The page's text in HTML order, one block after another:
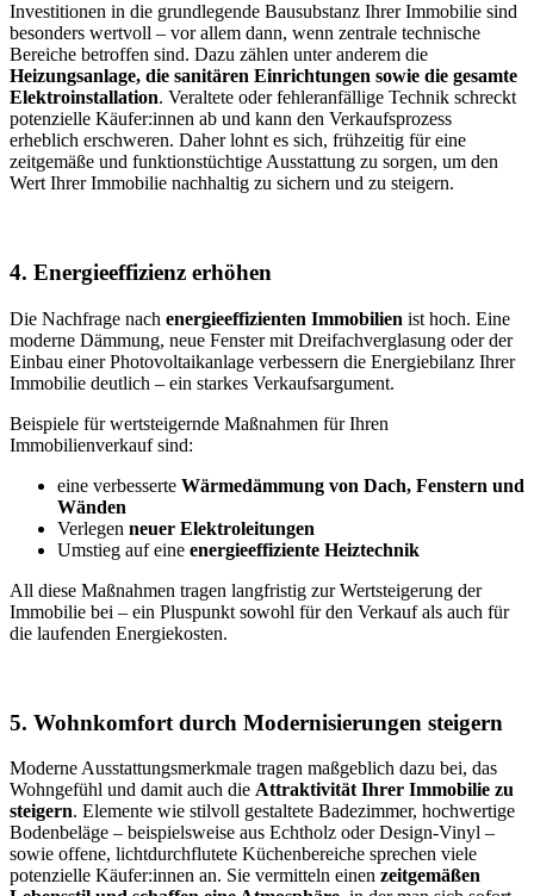
Investitionen in die grundlegende Bausubstanz Ihrer Immobilie sind
besonders wertvoll – vor allem dann, wenn zentrale technische
Bereiche betroffen sind. Dazu zählen unter anderem die
Heizungsanlage, die sanitären Einrichtungen sowie die gesamte
Elektroinstallation. Veraltete oder fehleranfällige Technik schreckt
potenzielle Käufer:innen ab und kann den Verkaufsprozess
erheblich erschweren. Daher lohnt es sich, frühzeitig für eine
zeitgemäße und funktionstüchtige Ausstattung zu sorgen, um den
Wert Ihrer Immobilie nachhaltig zu sichern und zu steigern.
4. Energieeffizienz erhöhen
Die Nachfrage nach energieeffizienten Immobilien ist hoch. Eine
moderne Dämmung, neue Fenster mit Dreifachverglasung oder der
Einbau einer Photovoltaikanlage verbessern die Energiebilanz Ihrer
Immobilie deutlich – ein starkes Verkaufsargument.
Beispiele für wertsteigernde Maßnahmen für Ihren
Immobilienverkauf sind:
eine verbesserte Wärmedämmung von Dach, Fenstern und
Wänden
Verlegen neuer Elektroleitungen
Umstieg auf eine energieeffiziente Heiztechnik
All diese Maßnahmen tragen langfristig zur Wertsteigerung der
Immobilie bei – ein Pluspunkt sowohl für den Verkauf als auch für
die laufenden Energiekosten.
5. Wohnkomfort durch Modernisierungen steigern
Moderne Ausstattungsmerkmale tragen maßgeblich dazu bei, das
Wohngefühl und damit auch die Attraktivität Ihrer Immobilie zu
steigern. Elemente wie stilvoll gestaltete Badezimmer, hochwertige
Bodenbeläge – beispielsweise aus Echtholz oder Design-Vinyl –
sowie offene, lichtdurchflutete Küchenbereiche sprechen viele
potenzielle Käufer:innen an. Sie vermitteln einen zeitgemäßen